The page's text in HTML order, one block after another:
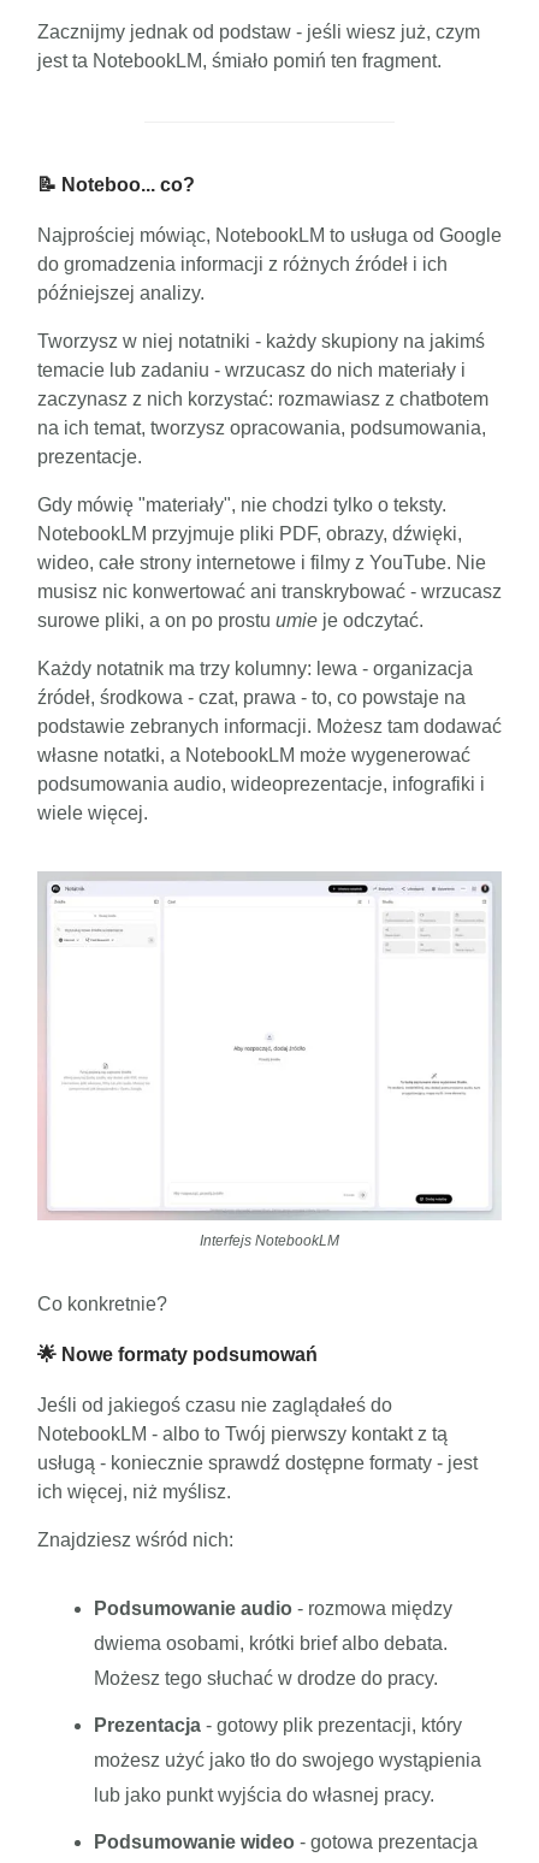
Zacznijmy jednak od podstaw - jeśli wiesz już, czym
jest ta NotebookLM, śmiało pomiń ten fragment.
📝 Noteboo... co?
Najprościej mówiąc, NotebookLM to usługa od Google
do gromadzenia informacji z różnych źródeł i ich
późniejszej analizy.
Tworzysz w niej notatniki - każdy skupiony na jakimś
temacie lub zadaniu - wrzucasz do nich materiały i
zaczynasz z nich korzystać: rozmawiasz z chatbotem
na ich temat, tworzysz opracowania, podsumowania,
prezentacje.
Gdy mówię "materiały", nie chodzi tylko o teksty.
NotebookLM przyjmuje pliki PDF, obrazy, dźwięki,
wideo, całe strony internetowe i filmy z YouTube. Nie
musisz nic konwertować ani transkrybować - wrzucasz
surowe pliki, a on po prostu umie je odczytać.
Każdy notatnik ma trzy kolumny: lewa - organizacja
źródeł, środkowa - czat, prawa - to, co powstaje na
podstawie zebranych informacji. Możesz tam dodawać
własne notatki, a NotebookLM może wygenerować
podsumowania audio, wideoprezentacje, infografiki i
wiele więcej.
Interfejs NotebookLM
Co konkretnie?
🌟 Nowe formaty podsumowań
Jeśli od jakiegoś czasu nie zaglądałeś do
NotebookLM - albo to Twój pierwszy kontakt z tą
usługą - koniecznie sprawdź dostępne formaty - jest
ich więcej, niż myślisz.
Znajdziesz wśród nich:
Podsumowanie audio - rozmowa między
dwiema osobami, krótki brief albo debata.
Możesz tego słuchać w drodze do pracy.
Prezentacja - gotowy plik prezentacji, który
możesz użyć jako tło do swojego wystąpienia
lub jako punkt wyjścia do własnej pracy.
Podsumowanie wideo - gotowa prezentacja